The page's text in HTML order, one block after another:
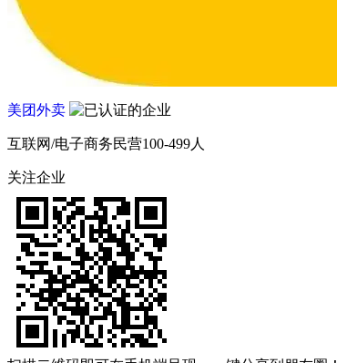
美团外卖
互联网/电子商务民营100-499人
关注企业